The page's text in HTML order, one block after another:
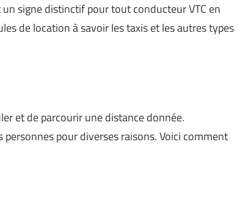
signe distinctif pour tout conducteur VTC en
de location à savoir les taxis et les autres types
et de parcourir une distance donnée.
pour diverses raisons. Voici comment